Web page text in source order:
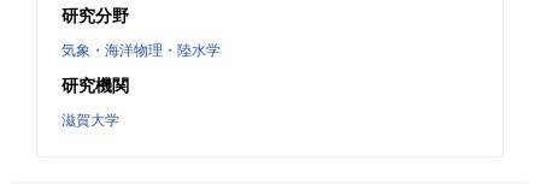
研究分野
気象・海洋物理・陸水学
研究機関
滋賀大学